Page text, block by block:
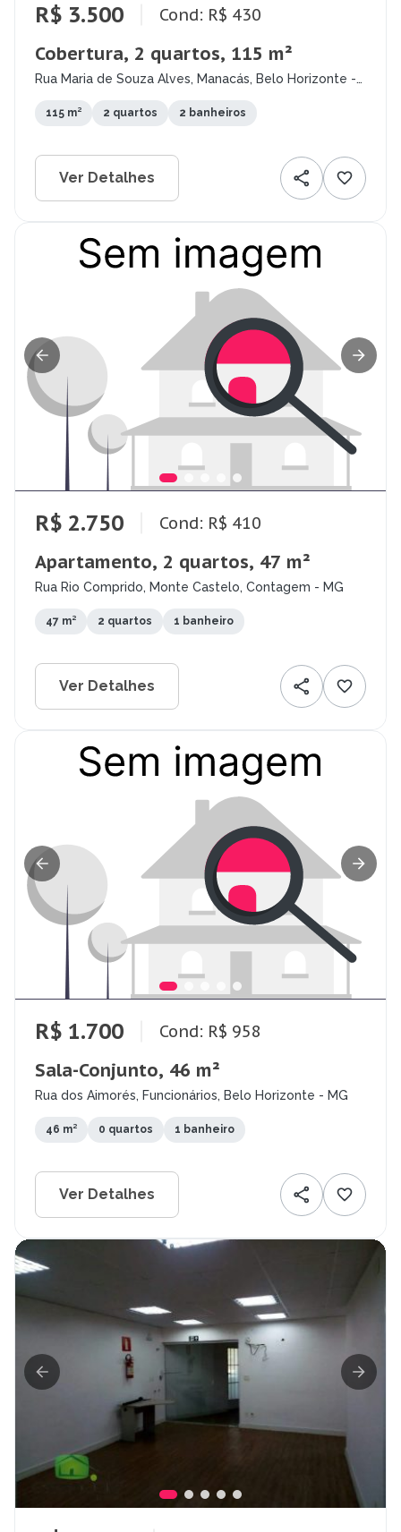
R$ 3.500 Cond: R$ 430
Cobertura, 2 quartos, 115 m²
Rua Maria de Souza Alves, Manacás, Belo Horizonte -
115 m² 2 quartos 2 banheiros
Ver Detalhes
R$ 2.750 Cond: R$ 410
Apartamento, 2 quartos, 47 m²
Rua Rio Comprido, Monte Castelo, Contagem - MG
47 m² 2 quartos 1 banheiro
Ver Detalhes
R$ 1.700 Cond: R$ 958
Sala-Conjunto, 46 m²
Rua dos Aimorés, Funcionários, Belo Horizonte - MG
46 m² 0 quartos 1 banheiro
Ver Detalhes